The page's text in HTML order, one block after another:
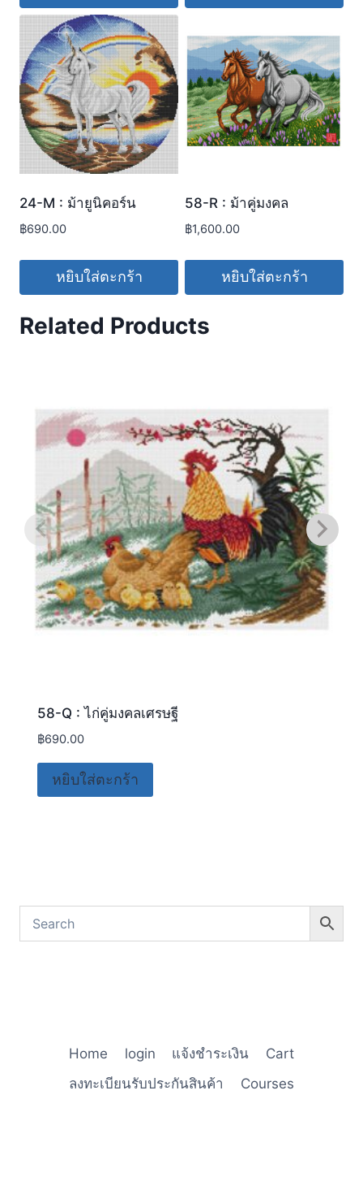
24-M : ม้ายูนิคอร์น
฿690.00
หยิบใส่ตะกร้า
58-R : ม้าคู่มงคล
฿1,600.00
หยิบใส่ตะกร้า
Related Products
58-Q : ไก่คู่มงคลเศรษฐี
฿690.00
หยิบใส่ตะกร้า
Home login แจ้งชำระเงิน
Cart
ลงทะเบียนรับประกันสินค้า
Courses